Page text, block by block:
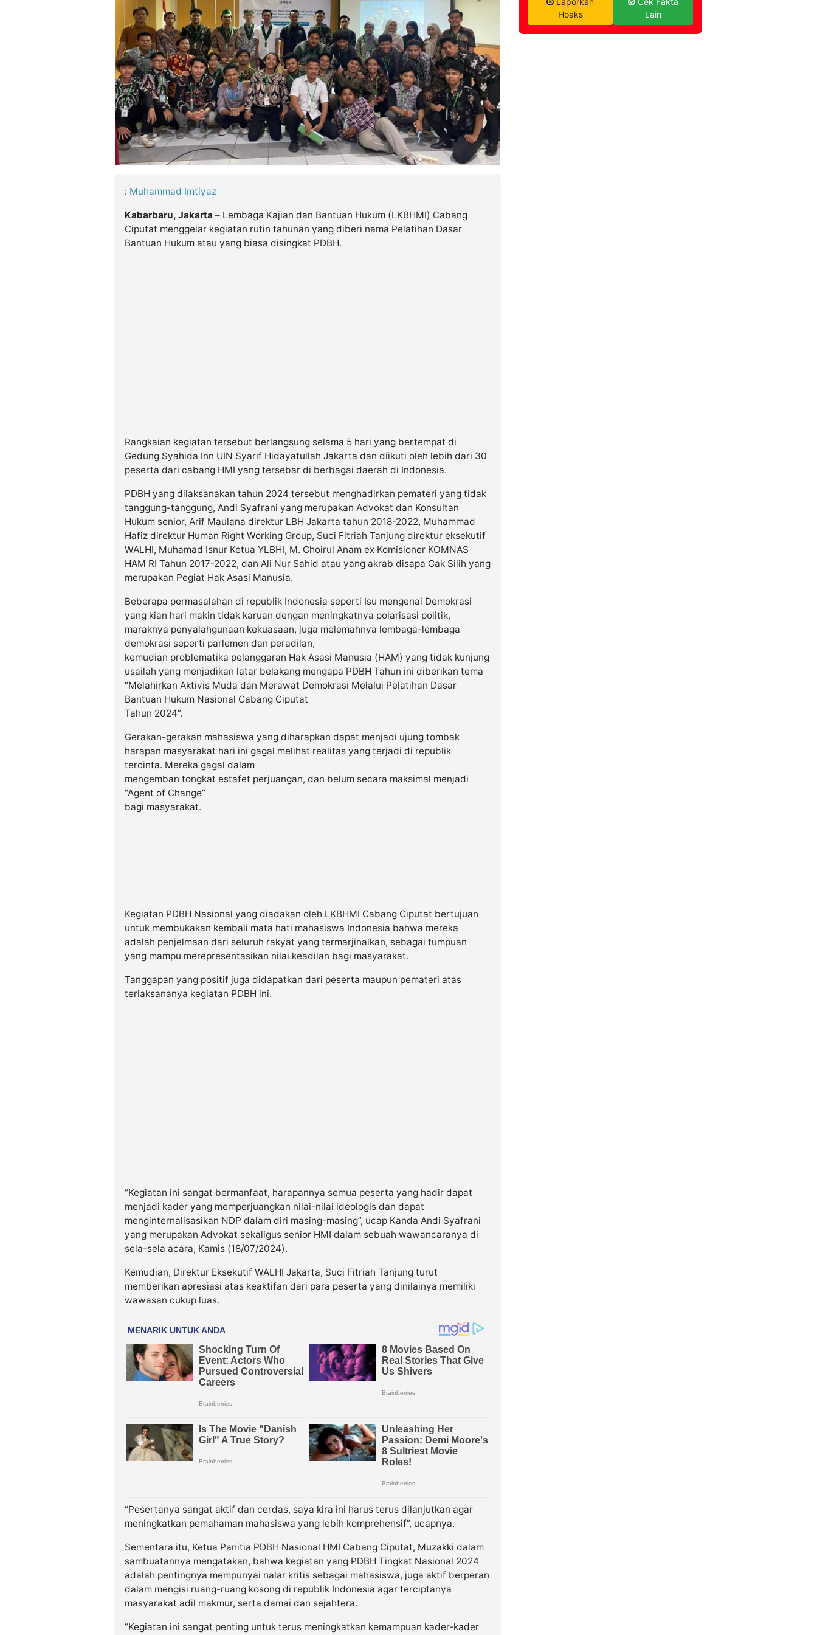
: Muhammad Imtiyaz
Kabarbaru, Jakarta – Lembaga Kajian dan Bantuan Hukum (LKBHMI) Cabang
Ciputat menggelar kegiatan rutin tahunan yang diberi nama Pelatihan Dasar
Bantuan Hukum atau yang biasa disingkat PDBH.
Rangkaian kegiatan tersebut berlangsung selama 5 hari yang bertempat di
Gedung Syahida Inn UIN Syarif Hidayatullah Jakarta dan diikuti oleh lebih dari 30
peserta dari cabang HMI yang tersebar di berbagai daerah di Indonesia.
PDBH yang dilaksanakan tahun 2024 tersebut menghadirkan pemateri yang tidak
tanggung-tanggung, Andi Syafrani yang merupakan Advokat dan Konsultan
Hukum senior, Arif Maulana direktur LBH Jakarta tahun 2018-2022, Muhammad
Hafiz direktur Human Right Working Group, Suci Fitriah Tanjung direktur eksekutif
WALHI, Muhamad Isnur Ketua YLBHI, M. Choirul Anam ex Komisioner KOMNAS
HAM RI Tahun 2017-2022, dan Ali Nur Sahid atau yang akrab disapa Cak Silih yang
merupakan Pegiat Hak Asasi Manusia.
Beberapa permasalahan di republik Indonesia seperti Isu mengenai Demokrasi
yang kian hari makin tidak karuan dengan meningkatnya polarisasi politik,
maraknya penyalahgunaan kekuasaan, juga melemahnya lembaga-lembaga
demokrasi seperti parlemen dan peradilan,
kemudian problematika pelanggaran Hak Asasi Manusia (HAM) yang tidak kunjung
usailah yang menjadikan latar belakang mengapa PDBH Tahun ini diberikan tema
“Melahirkan Aktivis Muda dan Merawat Demokrasi Melalui Pelatihan Dasar
Bantuan Hukum Nasional Cabang Ciputat
Tahun 2024”.
Gerakan-gerakan mahasiswa yang diharapkan dapat menjadi ujung tombak
harapan masyarakat hari ini gagal melihat realitas yang terjadi di republik
tercinta. Mereka gagal dalam
mengemban tongkat estafet perjuangan, dan belum secara maksimal menjadi
“Agent of Change”
bagi masyarakat.
Kegiatan PDBH Nasional yang diadakan oleh LKBHMI Cabang Ciputat bertujuan
untuk membukakan kembali mata hati mahasiswa Indonesia bahwa mereka
adalah penjelmaan dari seluruh rakyat yang termarjinalkan, sebagai tumpuan
yang mampu merepresentasikan nilai keadilan bagi masyarakat.
Tanggapan yang positif juga didapatkan dari peserta maupun pemateri atas
terlaksananya kegiatan PDBH ini.
“Kegiatan ini sangat bermanfaat, harapannya semua peserta yang hadir dapat
menjadi kader yang memperjuangkan nilai-nilai ideologis dan dapat
menginternalisasikan NDP dalam diri masing-masing”, ucap Kanda Andi Syafrani
yang merupakan Advokat sekaligus senior HMI dalam sebuah wawancaranya di
sela-sela acara, Kamis (18/07/2024).
Kemudian, Direktur Eksekutif WALHI Jakarta, Suci Fitriah Tanjung turut
memberikan apresiasi atas keaktifan dari para peserta yang dinilainya memiliki
wawasan cukup luas.
“Pesertanya sangat aktif dan cerdas, saya kira ini harus terus dilanjutkan agar
meningkatkan pemahaman mahasiswa yang lebih komprehensif”, ucapnya.
Sementara itu, Ketua Panitia PDBH Nasional HMI Cabang Ciputat, Muzakki dalam
sambuatannya mengatakan, bahwa kegiatan yang PDBH Tingkat Nasional 2024
adalah pentingnya mempunyai nalar kritis sebagai mahasiswa, juga aktif berperan
dalam mengisi ruang-ruang kosong di republik Indonesia agar terciptanya
masyarakat adil makmur, serta damai dan sejahtera.
“Kegiatan ini sangat penting untuk terus meningkatkan kemampuan kader-kader
Hoaks
Lain